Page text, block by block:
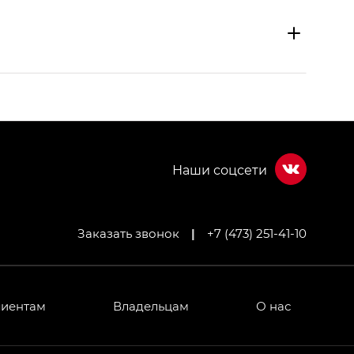
— GX PREMIUM, Джи Эти — GT, Джи Эль —
— GB AWD, Джи Эль Полный привод —
Заказать звонок | +7 (473) 251-41-10
Владельцам О нас